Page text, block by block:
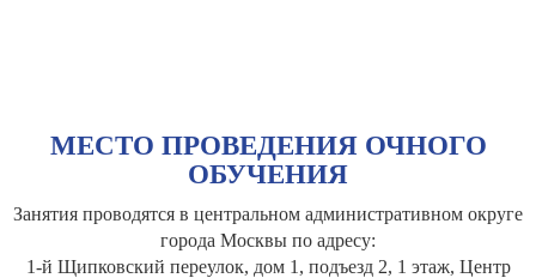
МЕСТО ПРОВЕДЕНИЯ ОЧНОГО
ОБУЧЕНИЯ
Занятия проводятся в центральном административном округе
города Москвы по адресу:
1-й Щипковский переулок, дом 1, подъезд 2, 1 этаж, Центр